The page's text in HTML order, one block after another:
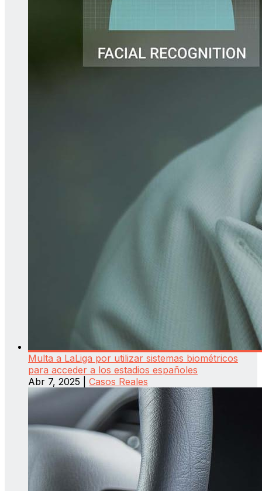
Multa a LaLiga por utilizar sistemas biométricos
para acceder a los estadios españoles
Abr 7, 2025
Casos Reales